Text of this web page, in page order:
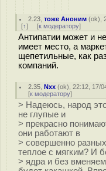
2.23 ,тоже Аноним (ok),
[↑] [к модератору]
Антипатии может и
имеет место, а
щепетильные, как
компаний.
2.35 ,Nxx (ok), 22:12, 17/
[к модератору]
> Надеюсь, народ
не глупые и
> прекрасно
они работают в
> совершенно
теплое с мягким? И
> ядра и без